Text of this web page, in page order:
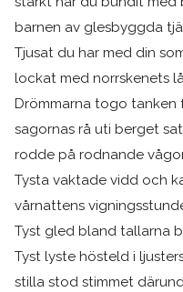
barnen av glesbyggda
Tjusat du har med din
lockat med norrskenets
Drömmarna togo tanken
sagornas rå uti berget
rodde på rodnande
Tysta vaktade vidd och
vårnattens
Tyst gled bland tallarna
Tyst lyste hösteld i
stilla stod stimmet